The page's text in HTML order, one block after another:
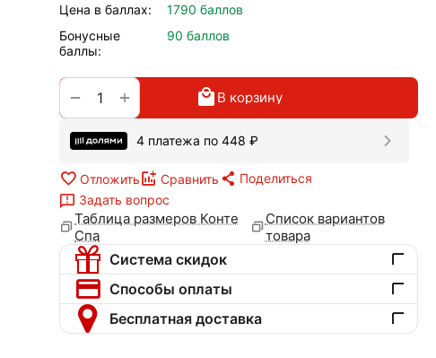
Цена в баллах:
1790 баллов
Бонусные
баллы:
90 баллов
+
− В корзину
4 платежа по 448 ₽
Отложить Сравнить
Поделиться
Задать вопрос
Таблица размеров Конте
Спа
Список вариантов
товара
Система скидок
Способы оплаты
Бесплатная доставка